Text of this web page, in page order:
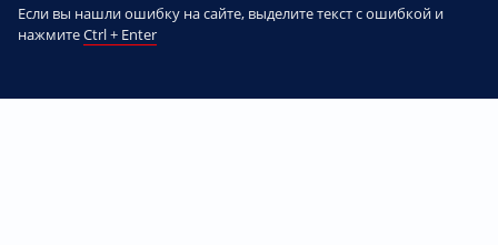
Если вы нашли ошибку на сайте, выделите текст с ошибкой и
нажмитеCtrl + Enter